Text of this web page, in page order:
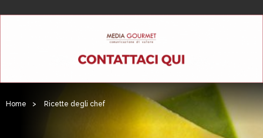
Home > Ricette degli chef